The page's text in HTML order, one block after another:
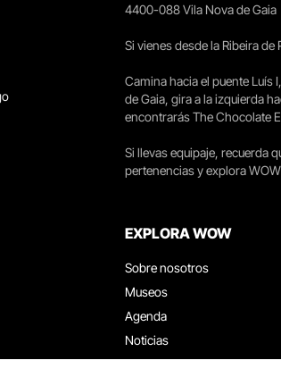
4400-088 Vila Nova de Gaia
Si vienes desde la Ribeira
Camina hacia el puente Luís
de Gaia, gira a la izquierda
encontrarás The Chocolate
Si llevas equipaje, recuerda
pertenencias y explora
EXPLORA WOW
Sobre nosotros
Museos
Agenda
Noticias
Restaurantes